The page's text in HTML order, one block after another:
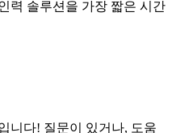
력 솔루션을 가장 짧은 시간
니다! 질문이 있거나, 도움